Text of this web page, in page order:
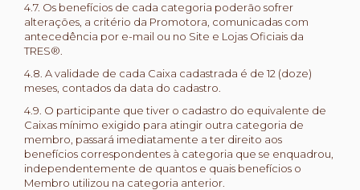
4.7. Os benefícios de cada categoria poderão sofrer
alterações, a critério da Promotora, comunicadas com
antecedência por e-mail ou no Site e Lojas Oficiais da
TRES®.
4.8. A validade de cada Caixa cadastrada é de 12 (doze)
meses, contados da data do cadastro.
4.9. O participante que tiver o cadastro do equivalente de
Caixas mínimo exigido para atingir outra categoria de
membro, passará imediatamente a ter direito aos
benefícios correspondentes à categoria que se enquadrou,
independentemente de quantos e quais benefícios o
Membro utilizou na categoria anterior.